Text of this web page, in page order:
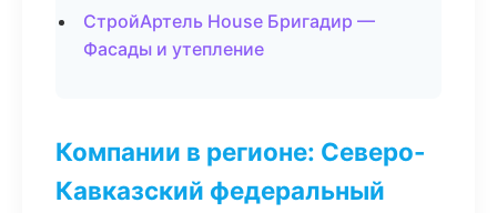
СтройАртель House Бригадир —
Фасады и утепление
Компании в регионе: Северо-
Кавказский федеральный